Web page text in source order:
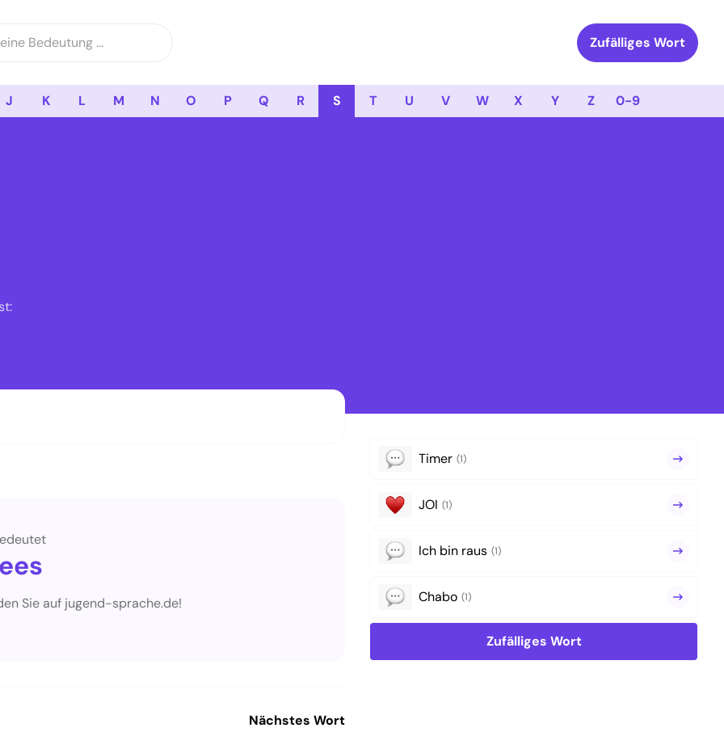
Zufälliges Wort
J K L M N O P Q R S T U V W X Y Z 0-9
Sie auf jugend-sprache.de!
Nächstes Wort
Timer (1)
JOI (1)
Ich bin raus (1)
Chabo (1)
Zufälliges Wort